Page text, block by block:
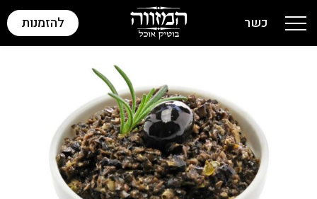
להזמנות
כשר